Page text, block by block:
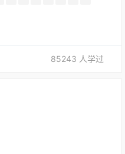
85243 人学过